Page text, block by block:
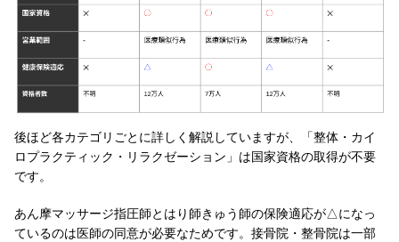
後ほど各カテゴリごとに詳しく解説していますが、「整体・カイ
ロプラクティック・リラクゼーション」は国家資格の取得が不要
です。
あん摩マッサージ指圧師とはり師きゅう師の保険適応が△になっ
ているのは医師の同意が必要なためです。接骨院・整骨院は一部